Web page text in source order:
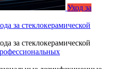
Уход за
за стеклокерамической
за стеклокерамической